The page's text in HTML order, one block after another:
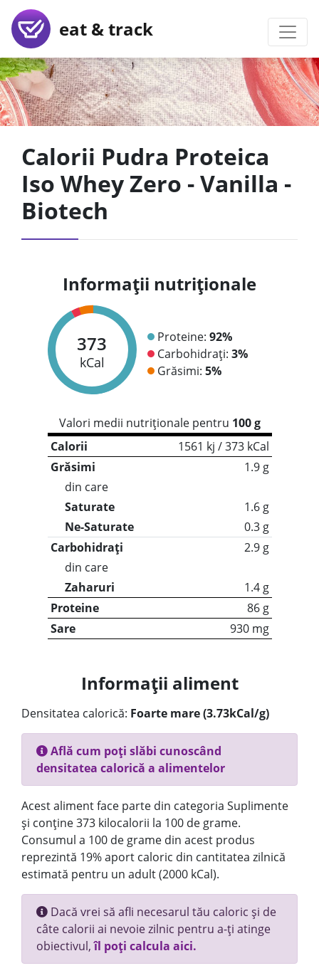
eat & track
Calorii Pudra Proteica
Iso Whey Zero - Vanilla -
Biotech
Informații nutriționale
373
kCal
Proteine: 92%
Carbohidrați: 3%
Grăsimi: 5%
Valori medii nutriționale pentru 100 g
Calorii
1561 kj / 373 kCal
Grăsimi
1.9 g
din care
Saturate
1.6 g
Ne-Saturate
0.3 g
Carbohidrați
2.9 g
din care
Zaharuri
1.4 g
Proteine
86 g
Sare
930 mg
Informații aliment
Densitatea calorică: Foarte mare (3.73kCal/g)
Află cum poți slăbi cunoscând
densitatea calorică a alimentelor
Acest aliment face parte din categoria Suplimente
și conține 373 kilocalorii la 100 de grame.
Consumul a 100 de grame din acest produs
reprezintă 19% aport caloric din cantitatea zilnică
estimată pentru un adult (2000 kCal).
Dacă vrei să afli necesarul tău caloric și de
câte calorii ai nevoie zilnic pentru a-ți atinge
obiectivul,îl poți calcula aici.